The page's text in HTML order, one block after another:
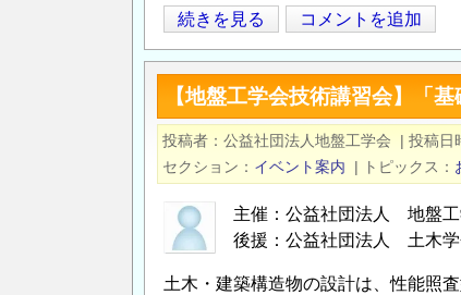
「設
計
基
準
体
に
お
け
安
続きを見る コメントを追加
【地盤工学会技術講習会】「
投稿者 公益社団法人地盤工学会 | 投稿日
セクション
イベント案内 | トピックス
主催：公益社団法人 地盤工
後援：公益社団法人 土木
土木・建築構造物の設計は、性能照